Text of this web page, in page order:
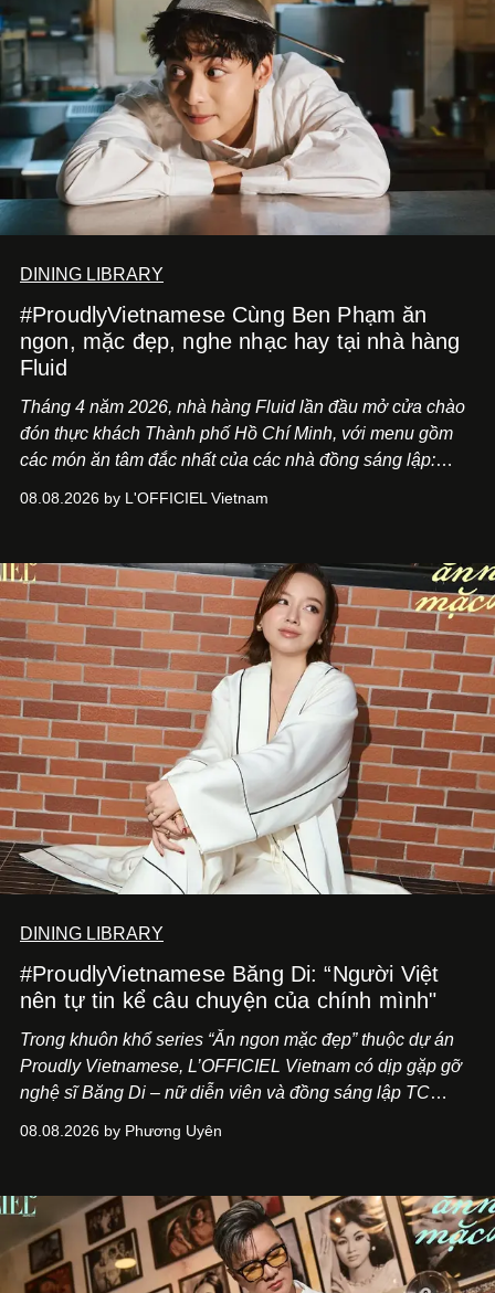
DINING LIBRARY
#ProudlyVietnamese Cùng Ben Phạm ăn
ngon, mặc đẹp, nghe nhạc hay tại nhà hàng
Fluid
Tháng 4 năm 2026, nhà hàng Fluid lần đầu mở cửa chào
đón thực khách Thành phố Hồ Chí Minh, với menu gồm
các món ăn tâm đắc nhất của các nhà đồng sáng lập:
món ăn đa dạng từ Á đến Âu nhanh chóng được yêu thích
mang đến niềm vui cho thực khách.
08.08.2026 by L'OFFICIEL Vietnam
DINING LIBRARY
#ProudlyVietnamese Băng Di: “Người Việt
nên tự tin kể câu chuyện của chính mình"
Trong khuôn khổ series “Ăn ngon mặc đẹp” thuộc dự án
Proudly Vietnamese, L’OFFICIEL Vietnam có dịp gặp gỡ
nghệ sĩ Băng Di – nữ diễn viên và đồng sáng lập TC
Kitchen Bar và SALEM tại TP.HCM.
08.08.2026 by Phương Uyên